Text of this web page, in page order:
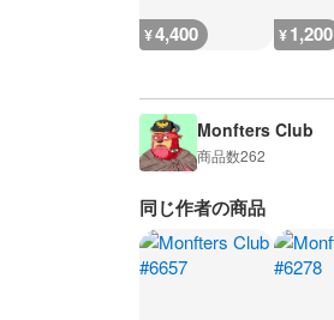
¥4,400 ¥1,200
Monfters Club
商品数262
同じ作者の商品